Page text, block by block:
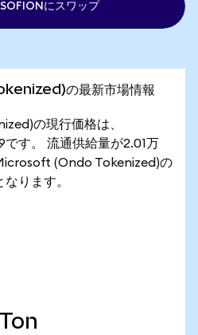
にスワップ
の最新市場情報
の現行価格は、
す。 流通供給量が2.01万
(Ondo Tokenized)の
ります。